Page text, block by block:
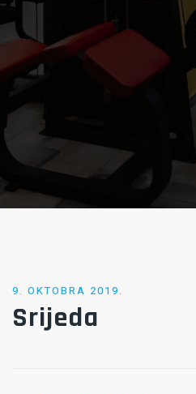
POSTED
ON
9. OKTOBRA 2019.
Srijeda